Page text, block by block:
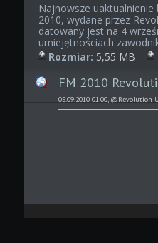
Najnowsze
2010, wydane przez
datowany jest na 4
umiejętnościach
Rozmiar: 5,55 MB
FM 2010
05.09.2010 01:00, @Revolution